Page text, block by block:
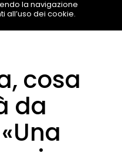
cosa
da
la navigazione
all’uso dei cookie.